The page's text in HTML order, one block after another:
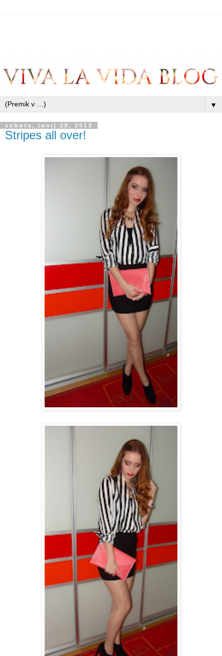
▼
sobota, junij 29, 2013
Stripes all over!